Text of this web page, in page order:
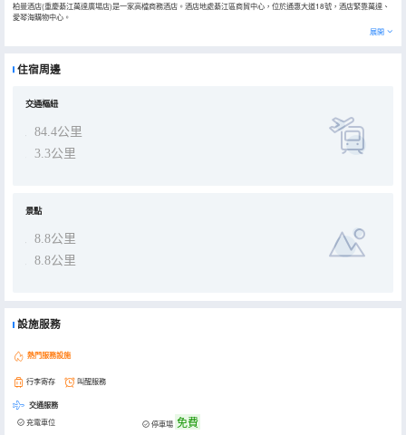
柏曼酒店(重慶綦江萬達廣場店)是一家高檔商務酒店。酒店地處綦江區商貿中心，位於通惠大道18號，酒店緊靠萬達、
愛琴海購物中心。
酒店裝修時尚高雅，設施齊全，環境舒適。擁有躍層商務客房，酒店還配有豪華套房、主題套房、中西自助餐廳、會議
展開
住宿周邊
交通樞紐
84.4公里
3.3公里
景點
8.8公里
8.8公里
設施服務
熱門服務設施
行李寄存 叫醒服務
交通服務
充電車位 停車場 免費